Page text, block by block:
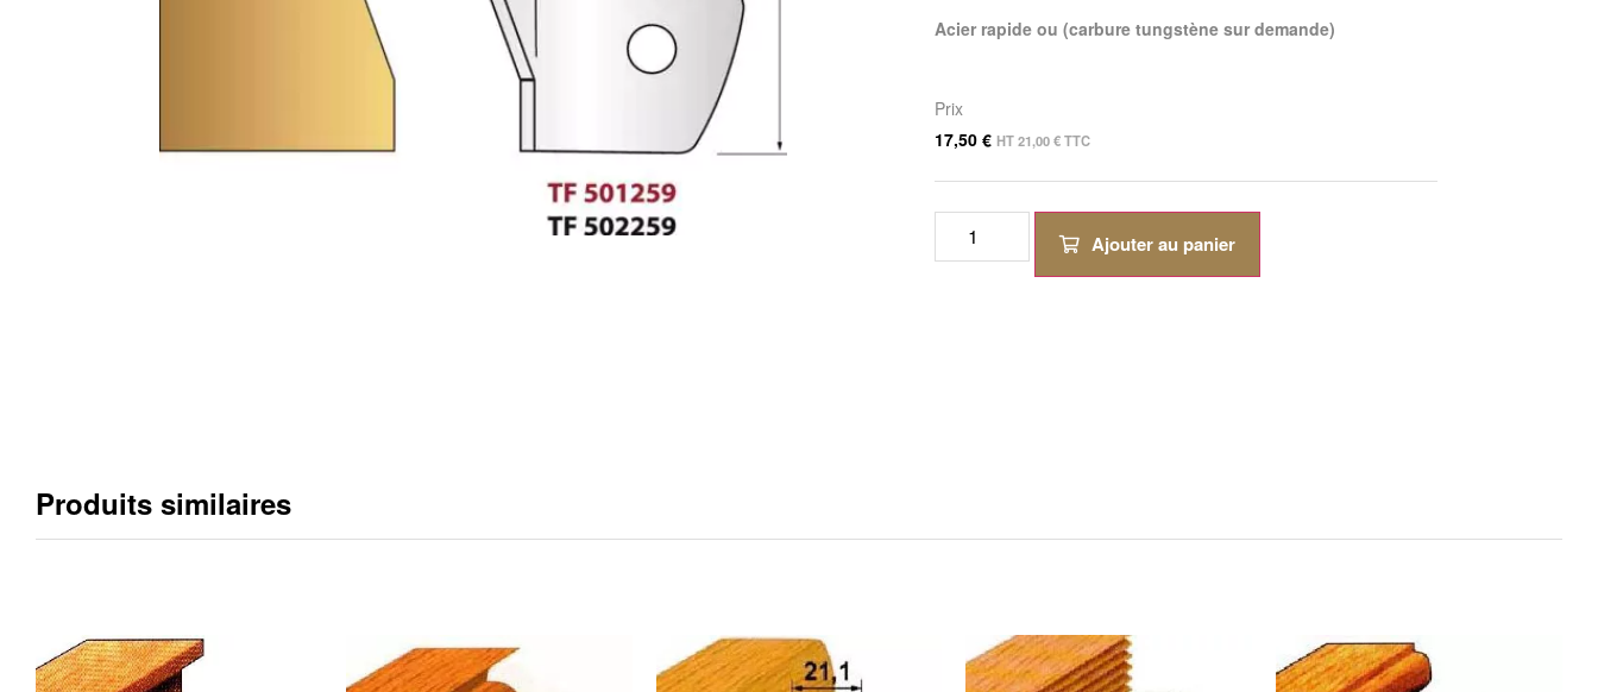
Acier rapide ou (carbure tungstène sur demande)
Prix
17,50 € HT21,00€TTC
Ajouter au panier
Produits similaires